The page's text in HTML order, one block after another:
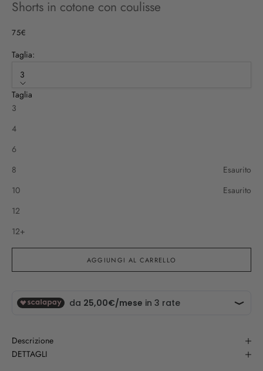
Shorts in cotone con coulisse
Prezzo scontato
75€
Taglia:
3
Taglia
3
4
6
8
Esaurito
10
Esaurito
12
12+
AGGIUNGI AL CARRELLO
Descrizione
DETTAGLI